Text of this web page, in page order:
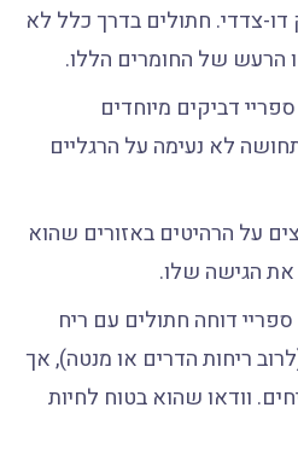
דו-צדדי. חתולים בדרך כלל לא
של החומרים הללו.
דביקים מיוחדים
לא נעימה על הרגליים
על הרהיטים באזורים שהוא
הגישה שלו.
דוחה חתולים עם ריח
ריחות הדרים או מנטה), אך
וודאו שהוא בטוח לחיות